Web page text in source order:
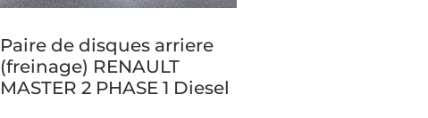
Paire de disques arriere
(freinage) RENAULT
MASTER 2 PHASE 1 Diesel